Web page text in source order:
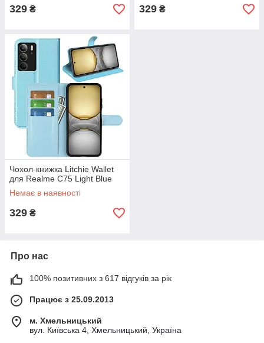
329 ₴ 329 ₴
Чохол-книжка Litchie Wallet
для Realme C75 Light Blue
Немає в наявності
329 ₴
Про нас
100% позитивних з 617 відгуків за рік
Працює з 25.09.2013
м. Хмельницький
вул. Київська 4, Хмельницький, Україна